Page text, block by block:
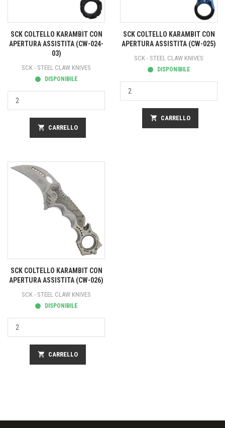
SCK COLTELLO KARAMBIT CON
APERTURA ASSISTITA (CW-024-
03)
SCK - STEEL CLAW KNIVES
DISPONIBILE
shopping_cart CARRELLO
SCK COLTELLO KARAMBIT CON
APERTURA ASSISTITA (CW-025)
SCK - STEEL CLAW KNIVES
DISPONIBILE
shopping_cart CARRELLO
SCK COLTELLO KARAMBIT CON
APERTURA ASSISTITA (CW-026)
SCK - STEEL CLAW KNIVES
DISPONIBILE
shopping_cart CARRELLO